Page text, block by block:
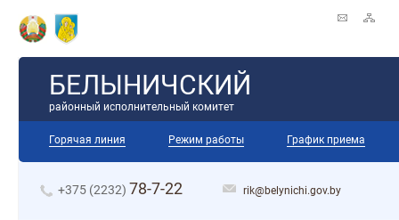
БЕЛЫНИЧСКИЙ
районный исполнительный комитет
Горячая линия Режим работы График приема
+375 (2232) 78-7-22 rik@belynichi.gov.by